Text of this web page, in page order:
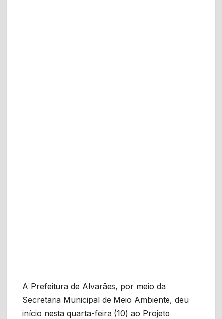
A Prefeitura de Alvarães, por meio da
Secretaria Municipal de Meio Ambiente, deu
início nesta quarta-feira (10) ao Projeto